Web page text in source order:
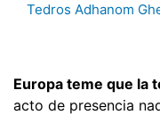
Tedros Adhanom
Europa teme que la
acto de presencia